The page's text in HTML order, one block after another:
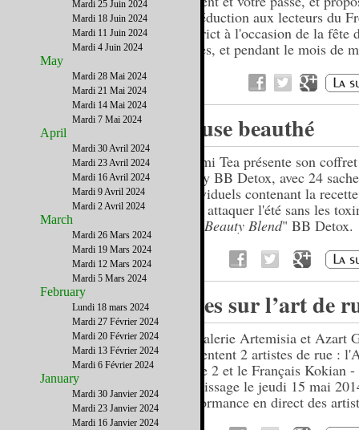
de réduction aux lecteurs du
District à l'occasion de la fête
mères, et pendant le mois de
Pause beauthé
Kusmi Tea présente son
♥ My BB Detox, avec 24
individuels contenant la
pour attaquer l'été sans les
Beauty Blend" BB Detox.
Vues sur l’art de
La galerie Artemisia et Azart
présentent 2 artistes de rue :
Cope 2 et le Français Kokian -
Vernissage le jeudi 15 mai
performance en direct des
Mardi 25 Juin 2024
Mardi 18 Juin 2024
Mardi 11 Juin 2024
Mardi 4 Juin 2024
May
Mardi 28 Mai 2024
Mardi 21 Mai 2024
Mardi 14 Mai 2024
Mardi 7 Mai 2024
April
Mardi 30 Avril 2024
Mardi 23 Avril 2024
Mardi 16 Avril 2024
Mardi 9 Avril 2024
Mardi 2 Avril 2024
March
Mardi 26 Mars 2024
Mardi 19 Mars 2024
Mardi 12 Mars 2024
Mardi 5 Mars 2024
February
Lundi 18 mars 2024
Mardi 27 Février 2024
Mardi 20 Février 2024
Mardi 13 Février 2024
Mardi 6 Février 2024
January
Mardi 30 Janvier 2024
Mardi 23 Janvier 2024
Mardi 16 Janvier 2024